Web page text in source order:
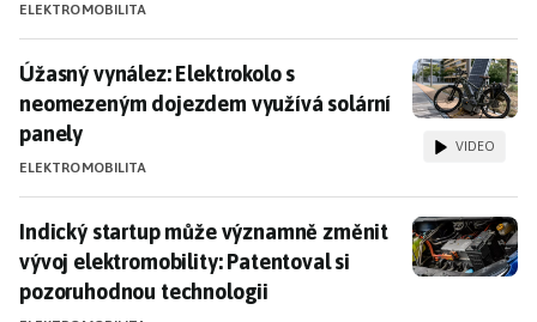
ELEKTROMOBILITA
Úžasný vynález: Elektrokolo s neomezeným
Úžasný vynález: Elektrokolo s
neomezeným dojezdem využívá solární
panely
ELEKTROMOBILITA
VIDEO
Indický startup může významně změnit vývoj
Indický startup může významně změnit
vývoj elektromobility: Patentoval si
pozoruhodnou technologii